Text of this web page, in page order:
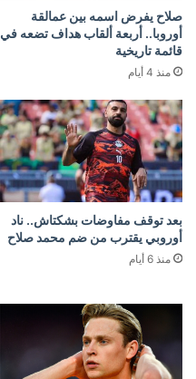
صلاح يفرض اسمه بين عمالقة
أوروبا.. أربعة ألقاب هداف تضعه في
قائمة تاريخية
منذ 4 أيام
بعد توقف مفاوضات بشكتاش.. ناد
أوروبي يقترب من ضم محمد صلاح
منذ 6 أيام